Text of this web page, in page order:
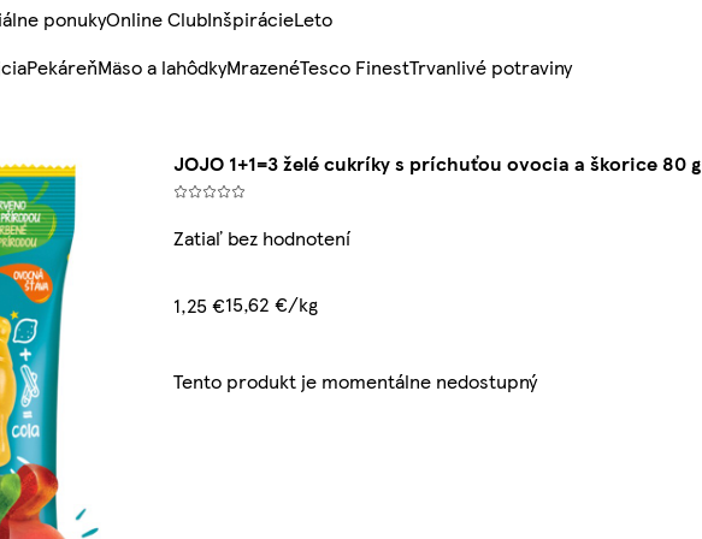
ponukyOnline ClubInšpirácieLeto
PekáreňMäso a lahôdkyMrazenéTesco FinestTrvanlivé potraviny
JOJO 1+1=3 želé cukríky s príchuťou ovocia a škorice 80 g
Zatiaľ bez hodnotení
1,25 €15,62 €/kg
Tento produkt je momentálne nedostupný